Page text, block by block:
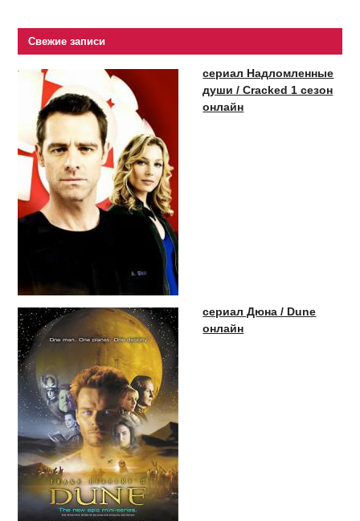
Свежие записи
сериал Надломленные
души / Cracked 1 сезон
онлайн
сериал Дюна / Dune
онлайн